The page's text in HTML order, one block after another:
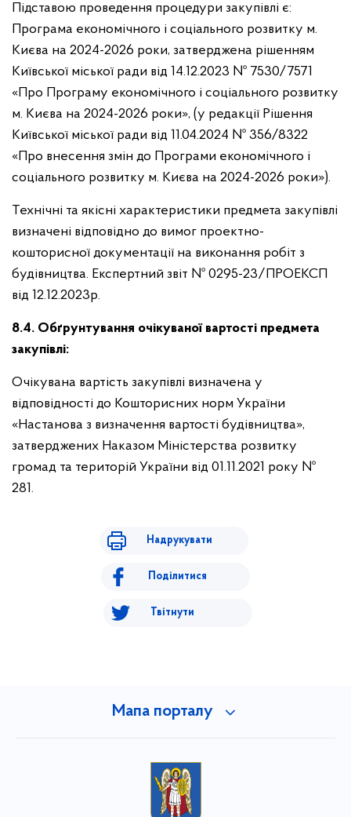
Підставою проведення процедури закупівлі є:
Програма економічного і соціального розвитку м.
Києва на 2024-2026 роки, затверджена рішенням
Київської міської ради від 14.12.2023 № 7530/7571
«Про Програму економічного і соціального розвитку
м. Києва на 2024-2026 роки», (у редакції Рішення
Київської міської ради від 11.04.2024 № 356/8322
«Про внесення змін до Програми економічного і
соціального розвитку м. Києва на 2024-2026 роки»).
Технічні та якісні характеристики предмета закупівлі
визначені відповідно до вимог проектно-
кошторисної документації на виконання робіт з
будівництва. Експертний звіт № 0295-23/ПРОЕКСП
від 12.12.2023р.
8.4. Обґрунтування очікуваної вартості предмета
закупівлі:
Очікувана вартість закупівлі визначена у
відповідності до Кошторисних норм України
«Настанова з визначення вартості будівництва»,
затверджених Наказом Міністерства розвитку
громад та територій України від 01.11.2021 року №
281.
Надрукувати
Поділитися
Твітнути
Мапа порталу